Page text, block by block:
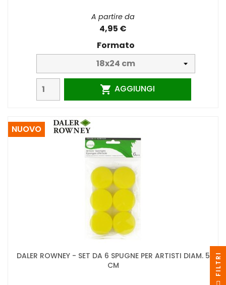
A partire da
4,95 €
Formato
 AGGIUNGI
DALER ROWNEY - SET DA 6 SPUGNE PER ARTISTI DIAM. 5
CM
NUOVO
I